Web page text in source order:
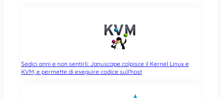
Sedici anni e non sentirli: Januscape colpisce il Kernel Linux e
KVM, e permette di eseguire codice sull’host